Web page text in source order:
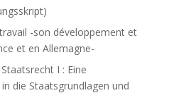
-son développement et
et en Allemagne-
I : Eine
die Staatsgrundlagen und